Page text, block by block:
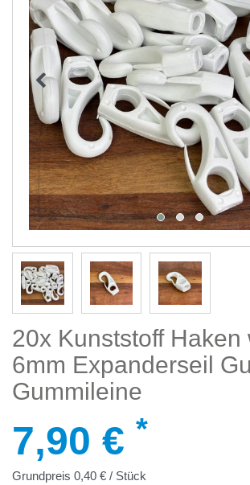
20x Kunststoff
6mm Expanderseil
Gummileine
7,90 € *
Grundpreis 0,40 € / Stück